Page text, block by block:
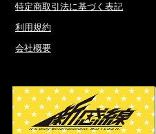
特定商取引法に基づく表記
利用規約
会社概要